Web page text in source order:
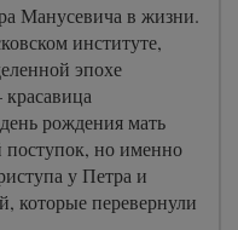
Манусевича в жизни.
институте,
эпохе
рождения мать
но именно
у Петра и
которые перевернули